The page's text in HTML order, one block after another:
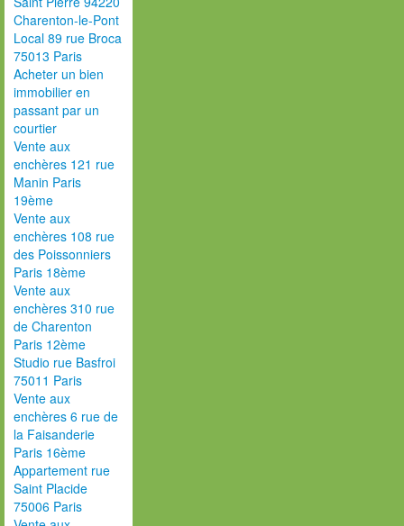
Charenton-le-Pont
Local 89 rue Broca
75013 Paris
Acheter un bien
immobilier en
passant par un
courtier
Vente aux
enchères 121 rue
Manin Paris
19ème
Vente aux
enchères 108 rue
des Poissonniers
Paris 18ème
Vente aux
enchères 310 rue
de Charenton
Paris 12ème
Studio rue Basfroi
75011 Paris
Vente aux
enchères 6 rue de
la Faisanderie
Paris 16ème
Appartement rue
Saint Placide
75006 Paris